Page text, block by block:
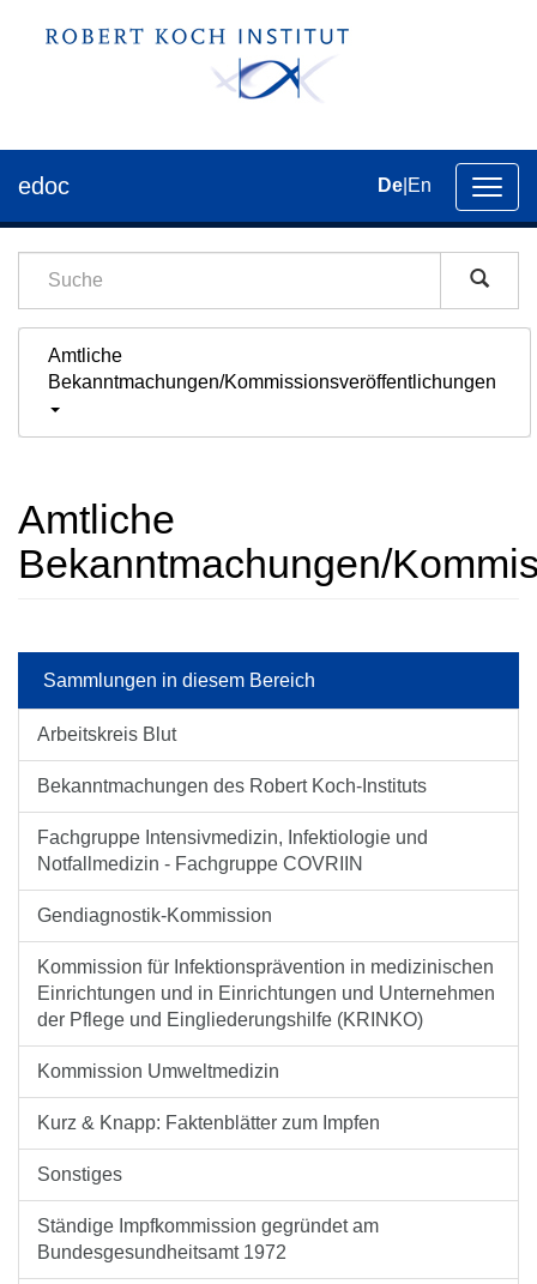
der
edoc De En
Amtliche
Bekanntmachungen/Kommissionsveröffentlichungen
Amtliche
Bekanntmachungen/
Sammlungen in diesem Bereich
Arbeitskreis Blut
Bekanntmachungen des Robert Koch-Instituts
Fachgruppe Intensivmedizin, Infektiologie und
Notfallmedizin - Fachgruppe COVRIIN
Gendiagnostik-Kommission
Kommission für Infektions­prävention in medi­zini­schen
Ein­rich­tungen und in Ein­rich­tungen und Unter­nehmen
der Pflege und Ein­gliederungs­hilfe (KRINKO)
Kommission Umweltmedizin
Kurz & Knapp: Faktenblätter zum Impfen
Sonstiges
Ständige Impfkommission gegründet am
Bundesgesundheitsamt 1972